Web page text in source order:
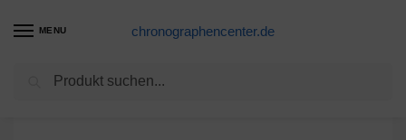
MENU chronographencenter.de
DIA-CF / Glas DIA-CF 235 Kunststoff armiert weiß Diaplan flach